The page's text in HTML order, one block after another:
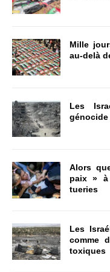
Mille
au-delà
Les
génocide
Alors
paix » à
tueries
Les
comme
toxiques